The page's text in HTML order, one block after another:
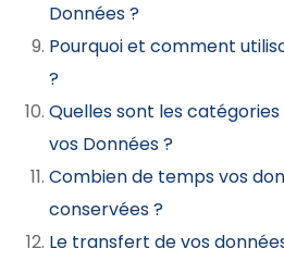
Données ?
Pourquoi et comment
?
Quelles sont les
vos Données ?
Combien de temps vos
conservées ?
Le transfert de vos